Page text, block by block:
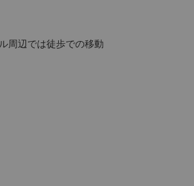
周辺では徒歩での移動